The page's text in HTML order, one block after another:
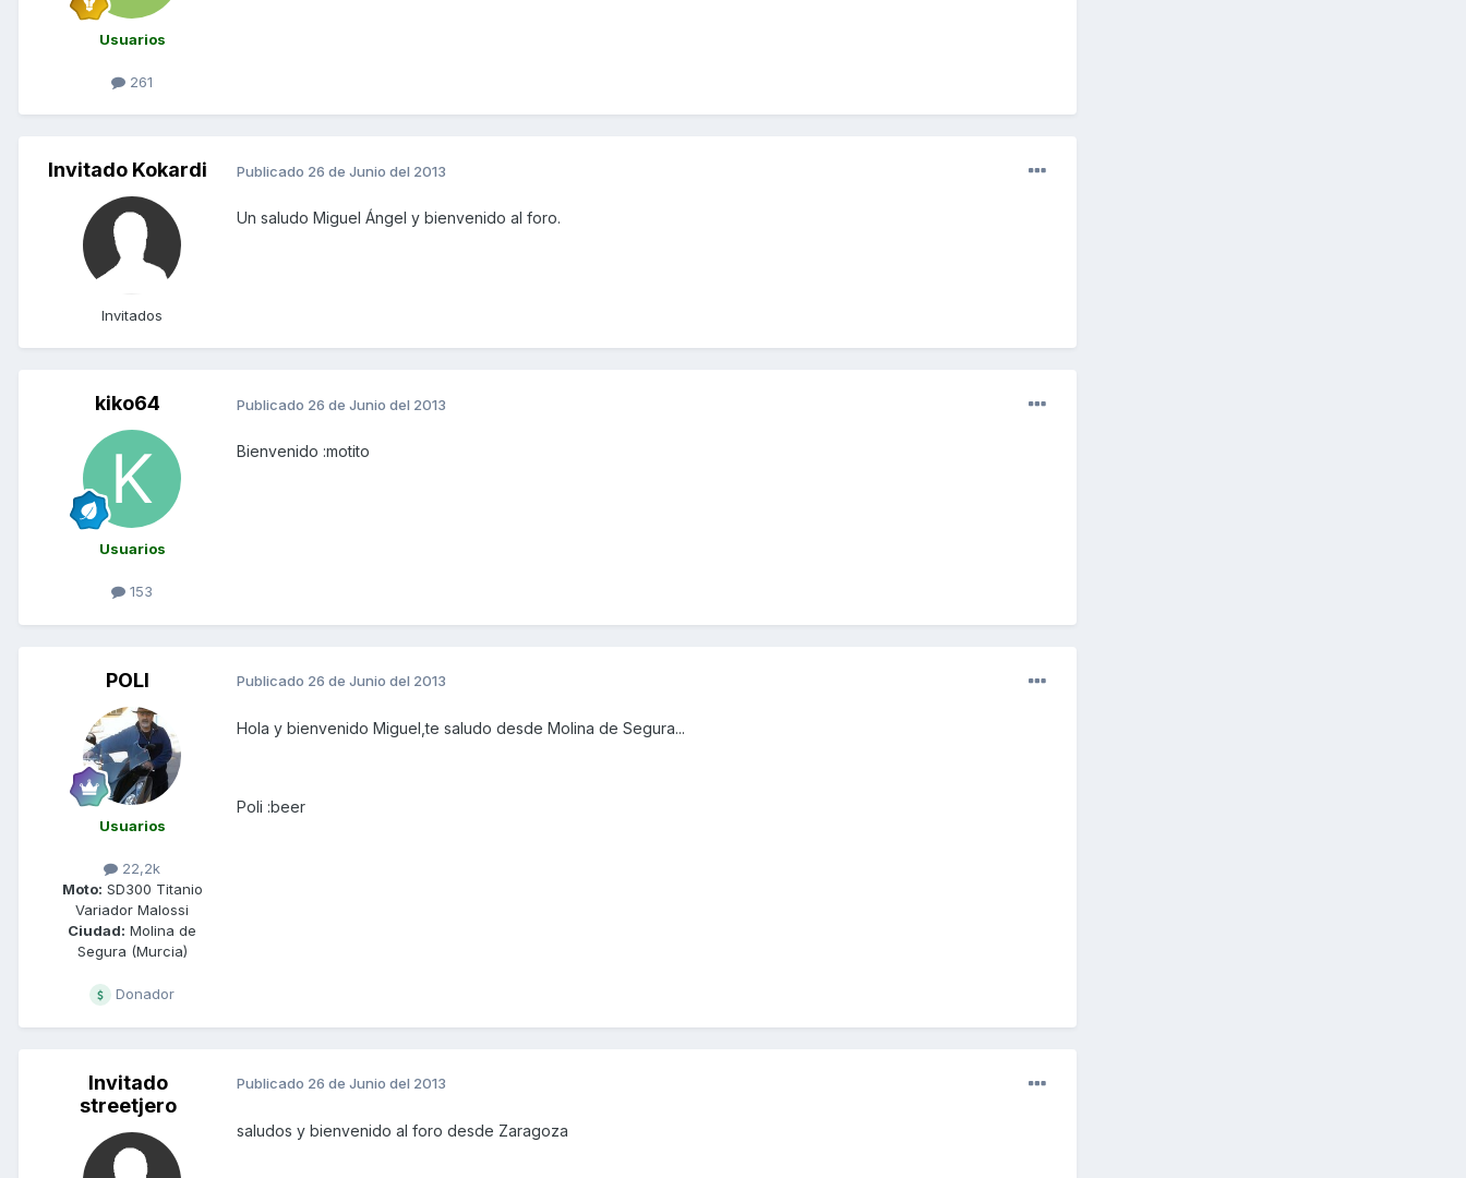
Usuarios
261
Invitado Kokardi
Invitados
Publicado 26 de Junio del 2013
Un saludo Miguel Ángel y bienvenido al foro.
kiko64
Usuarios
153
Publicado 26 de Junio del 2013
Bienvenido :motito
POLI
Usuarios
22,2k
Moto: SD300 Titanio
Variador Malossi
Ciudad: Molina de
Segura (Murcia)
Donador
Publicado 26 de Junio del 2013
Hola y bienvenido Miguel,te saludo desde Molina de Segura...
Poli :beer
Invitado
streetjero
Publicado 26 de Junio del 2013
saludos y bienvenido al foro desde Zaragoza